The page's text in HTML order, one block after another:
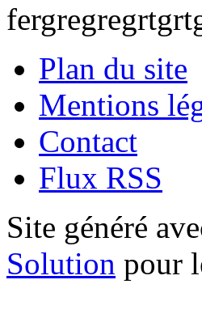
Plan du site
Mentions
Contact
Flux RSS
Site généré
Solution pour